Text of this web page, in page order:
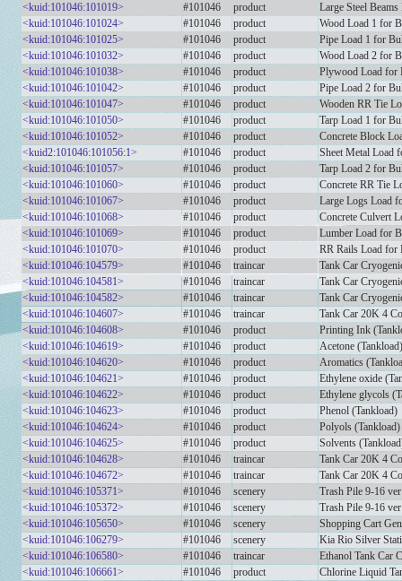
<kuid:101046:101019>
#101046 product
Large Steel
<kuid:101046:101024>
#101046 product
Wood Load 1 for
<kuid:101046:101025>
#101046 product
Pipe Load 1 for
<kuid:101046:101032>
#101046 product
Wood Load 2 for
<kuid:101046:101038>
#101046 product
Plywood Load for
<kuid:101046:101042>
#101046 product
Pipe Load 2 for
<kuid:101046:101047>
#101046 product
Wooden RR Tie
<kuid:101046:101050>
#101046 product
Tarp Load 1 for
<kuid:101046:101052>
#101046 product
Concrete Block
<kuid2:101046:101056:1>
#101046 product
Sheet Metal Load
<kuid:101046:101057>
#101046 product
Tarp Load 2 for
<kuid:101046:101060>
#101046 product
Concrete RR Tie
<kuid:101046:101067>
#101046 product
Large Logs Load
<kuid:101046:101068>
#101046 product
Concrete Culvert
<kuid:101046:101069>
#101046 product
Lumber Load for
<kuid:101046:101070>
#101046 product
RR Rails Load for
<kuid:101046:104579>
#101046 traincar
Tank Car
<kuid:101046:104581>
#101046 traincar
Tank Car
<kuid:101046:104582>
#101046 traincar
Tank Car
<kuid:101046:104607>
#101046 traincar
Tank Car 20K 4
<kuid:101046:104608>
#101046 product
Printing Ink
<kuid:101046:104619>
#101046 product
Acetone (Tankload)
<kuid:101046:104620>
#101046 product
Aromatics
<kuid:101046:104621>
#101046 product
Ethylene oxide
<kuid:101046:104622>
#101046 product
Ethylene glycols
<kuid:101046:104623>
#101046 product
Phenol (Tankload)
<kuid:101046:104624>
#101046 product
Polyols (Tankload)
<kuid:101046:104625>
#101046 product
Solvents
<kuid:101046:104628>
#101046 traincar
Tank Car 20K 4
<kuid:101046:104672>
#101046 traincar
Tank Car 20K 4
<kuid:101046:105371>
#101046 scenery
Trash Pile 9-16
<kuid:101046:105372>
#101046 scenery
Trash Pile 9-16
<kuid:101046:105650>
#101046 scenery
Shopping Cart
<kuid:101046:106279>
#101046 scenery
Kia Rio Silver
<kuid:101046:106580>
#101046 traincar
Ethanol Tank Car
<kuid:101046:106661>
#101046 product
Chlorine Liquid